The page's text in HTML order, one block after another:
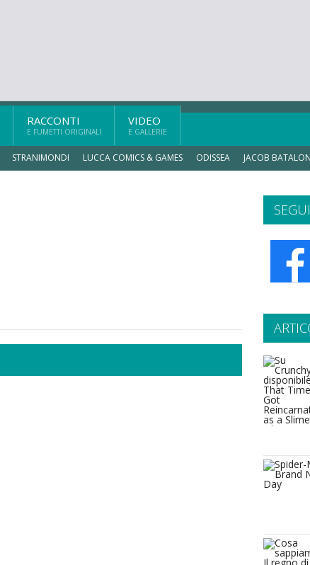
RACCONTI
E FUMETTI ORIGINALI
VIDEO
E GALLERIE
STRANIMONDI LUCCA COMICS & GAMES ODISSEA JACOB BATALON